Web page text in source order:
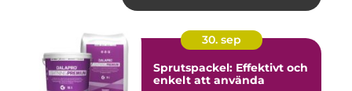
30. sep
Sprutspackel: Effektivt och
enkelt att använda